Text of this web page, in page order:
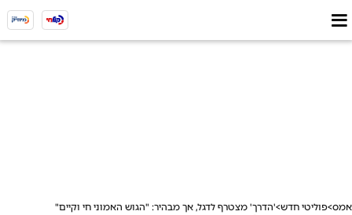
אמס פוליטי חדש 'הדרך' מצטרף לדגל, אך מבהיר: "הגוש האמוני חי וקיים"